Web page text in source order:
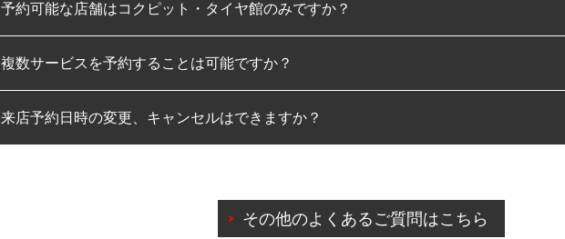
予約可能な店舗はコクピット・タイヤ館のみですか？
コクピット・タイヤ館のみとなります。
複数サービスを予約することは可能ですか？
複数サービスのご予約は可能です。
来店予約日時の変更、キャンセルはできますか？
また、やむを得ない事由によりご予約のキャンセルをご希望の際は、直接ご予約いた
その他のよくあるご質問はこちら